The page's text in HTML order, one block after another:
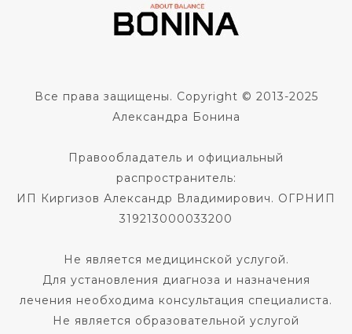
Все права защищены. Copyright © 2013-2025
Александра Бонина
Правообладатель и официальный
распространитель:
ИП Киргизов Александр Владимирович. ОГРНИП
319213000033200
Не является медицинской услугой.
Для установления диагноза и назначения
лечения необходима консультация специалиста.
Не является образовательной услугой